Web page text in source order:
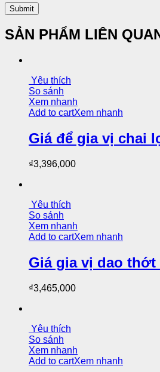
SẢN PHẨM LIÊN
Yêu thích
So sánh
Xem nhanh
Add to cartXem nhanh
Giá để gia vị chai
₫3,396,000
Yêu thích
So sánh
Xem nhanh
Add to cartXem nhanh
Giá gia vị dao thớt
₫3,465,000
Yêu thích
So sánh
Xem nhanh
Add to cartXem nhanh